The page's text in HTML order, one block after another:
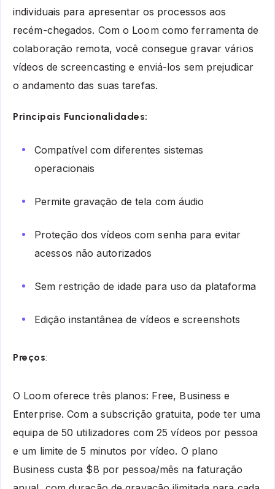
individuais para apresentar os processos aos
recém-chegados. Com o Loom como ferramenta de
colaboração remota, você consegue gravar vários
vídeos de screencasting e enviá-los sem prejudicar
o andamento das suas tarefas.
Principais Funcionalidades:
Compatível com diferentes sistemas
operacionais
Permite gravação de tela com áudio
Proteção dos vídeos com senha para evitar
acessos não autorizados
Sem restrição de idade para uso da plataforma
Edição instantânea de vídeos e screenshots
Preços:
O Loom oferece três planos: Free, Business e
Enterprise. Com a subscrição gratuita, pode ter uma
equipa de 50 utilizadores com 25 vídeos por pessoa
e um limite de 5 minutos por vídeo. O plano
Business custa $8 por pessoa/mês na faturação